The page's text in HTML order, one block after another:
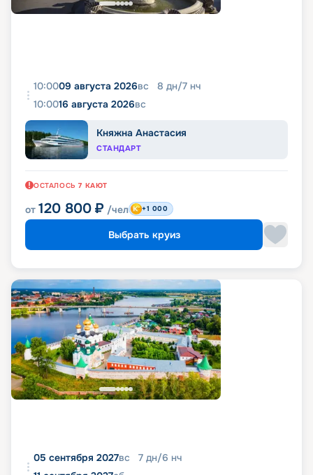
10:0009 августа 2026вс 8 дн/7 нч
10:0016 августа 2026вс
Княжна Анастасия
СТАНДАРТ
ОСТАЛОСЬ 7 КАЮТ
от 120 800 ₽ /чел +1 000
Выбрать круиз
05 сентября 2027вс 7 дн/6 нч